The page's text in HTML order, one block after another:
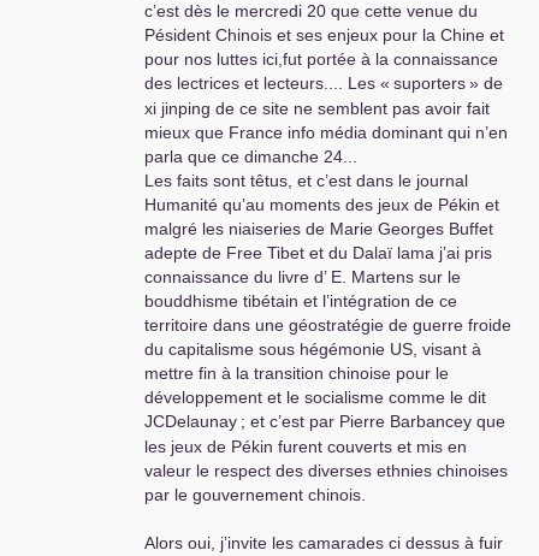
chemin
rigoureusement
parallèle c’est vrai de
l’Europe, de l’adhésion
aux institutions et
même de sujets
comme la
Chine....sujet sur
lequel par rapport à la
CGT je me suis
exprimé à plusieurs
reprises pour critiquer
la «démolition» de
nos relations
historiques avec le
syndicalisme chinois.
Faut il rappeler que
Chou en Lai et Deng
Xiaoping étaient des
militants de laCGT.
Bien fraternellement,
communistes et bon
c’est dès le mercredi 20 que cette venue du
Pésident Chinois et ses enjeux pour la Chine et
pour nos luttes ici,fut portée à la connaissance
des lectrices et lecteurs.... Les « suporters» de
xi jinping de ce site ne semblent pas avoir fait
mieux que France info média dominant qui n’en
parla que ce dimanche 24...
Les faits sont têtus, et c’est dans le journal
Humanité qu’au moments des jeux de Pékin et
malgré les niaiseries de Marie Georges Buffet
adepte de Free Tibet et du Dalaï lama j’ai pris
connaissance du livre d’ E. Martens sur le
bouddhisme tibétain et l’intégration de ce
territoire dans une géostratégie de guerre froide
du capitalisme sous hégémonie US , visant à
mettre fin à la transition chinoise pour le
développement et le socialisme comme le dit
JCDelaunay ; et c’est par Pierre Barbancey que
les jeux de Pékin furent couverts et mis en
valeur le respect des diverses ethnies chinoises
par le gouvernement chinois.
Alors oui, j’invite les camarades ci dessus à fuir